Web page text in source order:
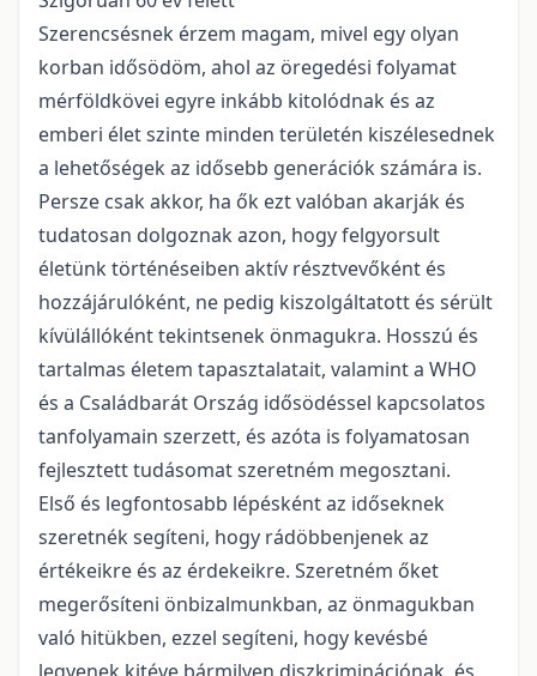
Szerencsésnek érzem magam, mivel egy olyan
korban idősödöm, ahol az öregedési folyamat
mérföldkövei egyre inkább kitolódnak és az
emberi élet szinte minden területén kiszélesednek
a lehetőségek az idősebb generációk számára is.
Persze csak akkor, ha ők ezt valóban akarják és
tudatosan dolgoznak azon, hogy felgyorsult
életünk történéseiben aktív résztvevőként és
hozzájárulóként, ne pedig kiszolgáltatott és sérült
kívülállóként tekintsenek önmagukra. Hosszú és
tartalmas életem tapasztalatait, valamint a WHO
és a Családbarát Ország idősödéssel kapcsolatos
tanfolyamain szerzett, és azóta is folyamatosan
fejlesztett tudásomat szeretném megosztani.
Első és legfontosabb lépésként az időseknek
szeretnék segíteni, hogy rádöbbenjenek az
értékeikre és az érdekeikre. Szeretném őket
megerősíteni önbizalmunkban, az önmagukban
való hitükben, ezzel segíteni, hogy kevésbé